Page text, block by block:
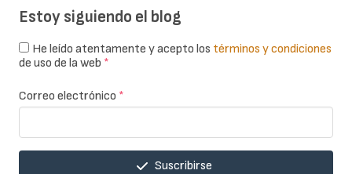
Estoy siguiendo el blog
He leído atentamente y acepto los términos y condiciones
de uso de la web *
Correo electrónico *
Suscribirse